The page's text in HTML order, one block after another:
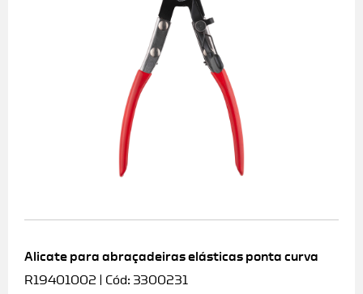
Alicate para abraçadeiras elásticas ponta curva
R19401002 | Cód: 3300231